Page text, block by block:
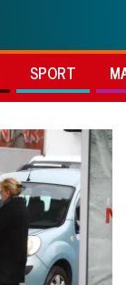
SPORT